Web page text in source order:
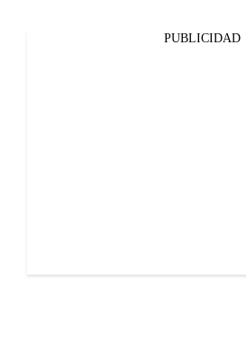
PUBLICIDAD